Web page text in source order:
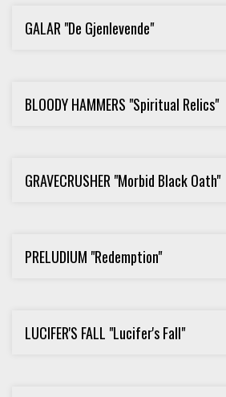
GALAR "De Gjenlevende"
BLOODY HAMMERS "Spiritual Relics"
GRAVECRUSHER "Morbid Black Oath"
PRELUDIUM "Redemption"
LUCIFER'S FALL "Lucifer's Fall"